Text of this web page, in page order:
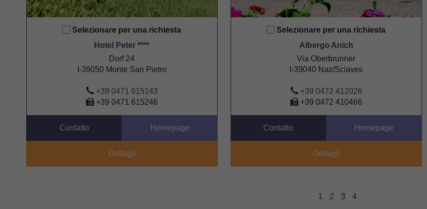
Selezionare per una richiesta
Hotel Peter ****
Dorf 24
I-39050 Monte San Pietro
+39 0471 615143
+39 0471 615246
Contatto Homepage
Dettagli
Selezionare per una richiesta
Albergo Anich
Via Oberbrunner
I-39040 Naz/Sciaves
+39 0472 412026
+39 0472 410466
Contatto Homepage
Dettagli
1 2 3 4